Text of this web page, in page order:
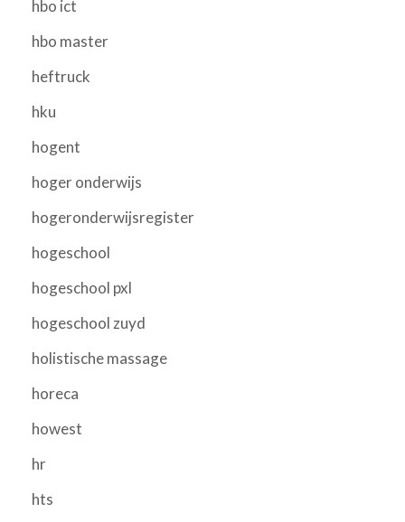
hbo ict
hbo master
heftruck
hku
hogent
hoger onderwijs
hogeronderwijsregister
hogeschool
hogeschool pxl
hogeschool zuyd
holistische massage
horeca
howest
hr
hts